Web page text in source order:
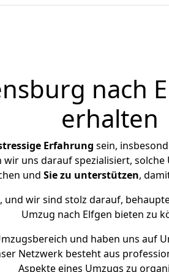
nach
erhalten
Erfahrung sein,
uns darauf spezialisiert,
und Sie zu unterstützen,
, und wir sind stolz darauf,
Umzug nach Elfgen bieten zu
und haben uns auf
Netzwerk besteht aus
Aspekte eines Umzugs zu